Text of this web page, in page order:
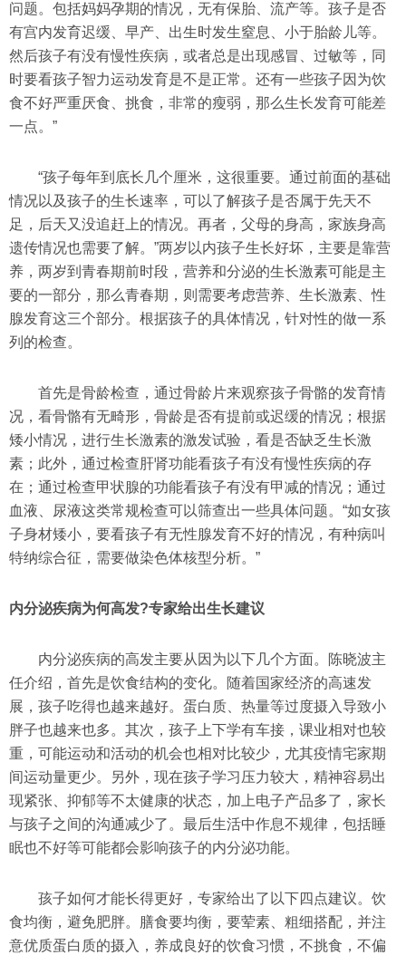
问题。包括妈妈孕期的情况，无有保胎、流产等。孩子是否
有宫内发育迟缓、早产、出生时发生窒息、小于胎龄儿等。
然后孩子有没有慢性疾病，或者总是出现感冒、过敏等，同
时要看孩子智力运动发育是不是正常。还有一些孩子因为饮
食不好严重厌食、挑食，非常的瘦弱，那么生长发育可能差
一点。”
“孩子每年到底长几个厘米，这很重要。通过前面的基础
情况以及孩子的生长速率，可以了解孩子是否属于先天不
足，后天又没追赶上的情况。再者，父母的身高，家族身高
遗传情况也需要了解。”两岁以内孩子生长好坏，主要是靠营
养，两岁到青春期前时段，营养和分泌的生长激素可能是主
要的一部分，那么青春期，则需要考虑营养、生长激素、性
腺发育这三个部分。根据孩子的具体情况，针对性的做一系
列的检查。
首先是骨龄检查，通过骨龄片来观察孩子骨骼的发育情
况，看骨骼有无畸形，骨龄是否有提前或迟缓的情况；根据
矮小情况，进行生长激素的激发试验，看是否缺乏生长激
素；此外，通过检查肝肾功能看孩子有没有慢性疾病的存
在；通过检查甲状腺的功能看孩子有没有甲减的情况；通过
血液、尿液这类常规检查可以筛查出一些具体问题。“如女孩
子身材矮小，要看孩子有无性腺发育不好的情况，有种病叫
特纳综合征，需要做染色体核型分析。”
内分泌疾病为何高发?专家给出生长建议
内分泌疾病的高发主要从因为以下几个方面。陈晓波主
任介绍，首先是饮食结构的变化。随着国家经济的高速发
展，孩子吃得也越来越好。蛋白质、热量等过度摄入导致小
胖子也越来也多。其次，孩子上下学有车接，课业相对也较
重，可能运动和活动的机会也相对比较少，尤其疫情宅家期
间运动量更少。另外，现在孩子学习压力较大，精神容易出
现紧张、抑郁等不太健康的状态，加上电子产品多了，家长
与孩子之间的沟通减少了。最后生活中作息不规律，包括睡
眠也不好等可能都会影响孩子的内分泌功能。
孩子如何才能长得更好，专家给出了以下四点建议。饮
食均衡，避免肥胖。膳食要均衡，要荤素、粗细搭配，并注
意优质蛋白质的摄入，养成良好的饮食习惯，不挑食，不偏